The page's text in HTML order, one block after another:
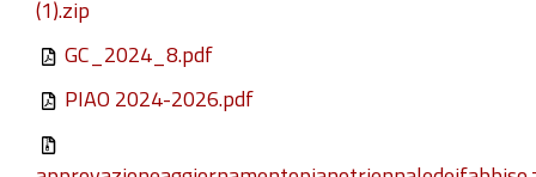
(1).zip
GC_2024_8.pdf
PIAO 2024-2026.pdf